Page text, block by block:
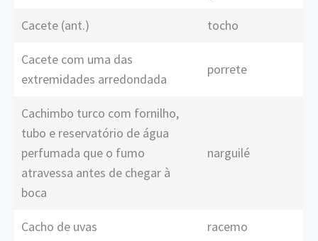
Cacete (ant.) tocho
Cacete com uma das
extremidades arredondada
porrete
Cachimbo turco com fornilho,
tubo e reservatório de água
perfumada que o fumo
atravessa antes de chegar à
boca
narguilé
Cacho de uvas racemo